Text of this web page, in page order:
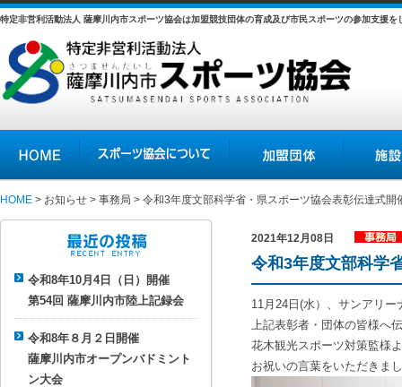
特定非営利活動法人 薩摩川内市スポーツ協会は加盟競技団体の育成及び市民スポーツの参加支援を
スポーツ協会について 加盟団体 施設の紹介
HOME > お知らせ > 事務局 > 令和3年度文部科学省・県スポーツ協会表彰伝達式開
令和8年10月4日（日）開催
第54回 薩摩川内市陸上記録会
令和8年８月２日開催
薩摩川内市オープンバドミント
ン大会
2021年12月08日
事務局
令和3年度文部科学
11月24日(水）、サンアリ
上記表彰者・団体の皆様へ
花木観光スポーツ対策監様
お祝いの言葉をいただきま